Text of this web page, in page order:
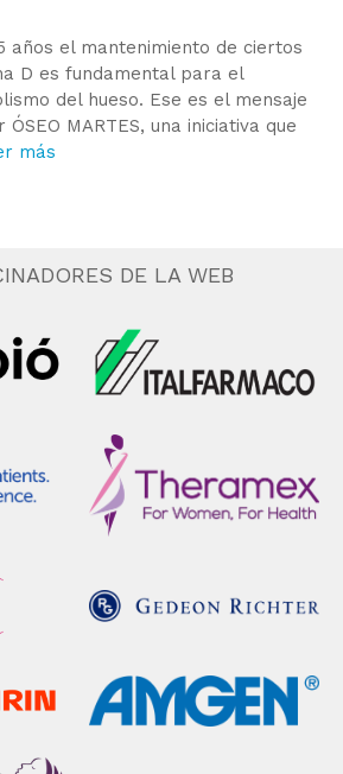
años el mantenimiento de ciertos
D es fundamental para el
del hueso. Ese es el mensaje
MARTES, una iniciativa que
más
DE LA WEB